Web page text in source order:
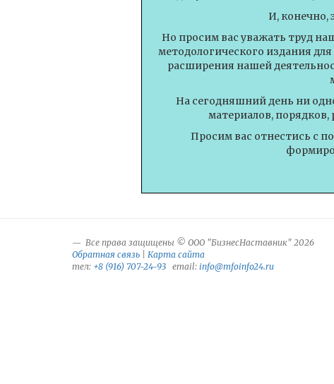
И, конечно,
Но просим вас уважать труд
методологического издания
расширения нашей
На сегодняшний день ни
материалов,
Просим вас отнестись с
Все права защищены © ООО "БизнесНаставник" 2026
Обратная связь
Карта сайта
тел: +8 (916) 707-24-93 email: info@mfoinfo24.ru